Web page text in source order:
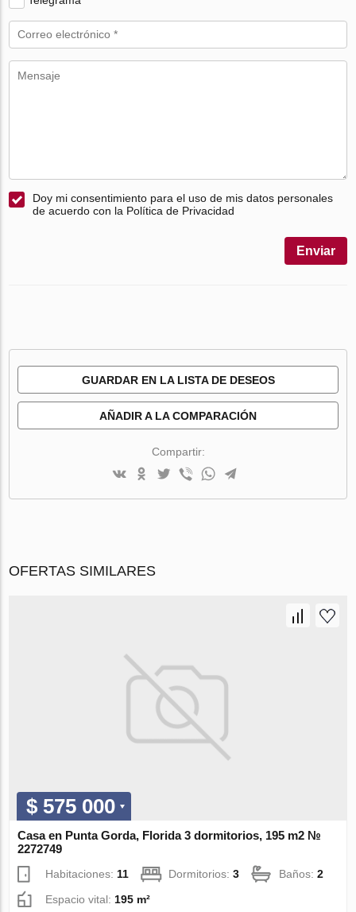
Doy mi consentimiento para el uso de mis datos personales
de acuerdo con la Política de Privacidad
Enviar
GUARDAR EN LA LISTA DE DESEOS
AÑADIR A LA COMPARACIÓN
Compartir:
OFERTAS SIMILARES
$ 575 000
Casa en Punta Gorda, Florida 3 dormitorios, 195 m2 №
2272749
Habitaciones:11 Dormitorios:3 Baños:2
Espacio vital:195 m²